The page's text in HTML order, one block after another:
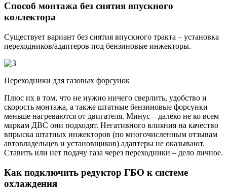
Способ монтажа без снятия впускного
коллектора
Существует вариант без снятия впускного тракта – установка
переходников/адаптеров под бензиновые инжекторы.
Переходники для газовых форсунок
Плюс их в том, что не нужно ничего сверлить, удобство и
скорость монтажа, а также штатные бензиновые форсунки
меньше нагреваются от двигателя. Минус – далеко не ко всем
маркам ДВС они подходят. Негативного влияния на качество
впрыска штатных инжекторов (по многочисленным отзывам
автовладельцев и установщиков) адаптеры не оказывают.
Ставить или нет подачу газа через переходники – дело личное.
Как подключить редуктор ГБО к системе
охлаждения